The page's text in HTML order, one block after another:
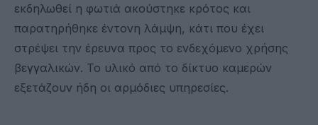
εκδηλωθεί η φωτιά ακούστηκε κρότος και
παρατηρήθηκε έντονη λάμψη, κάτι που έχει
στρέψει την έρευνα προς το ενδεχόμενο χρήσης
βεγγαλικών. Το υλικό από το δίκτυο καμερών
εξετάζουν ήδη οι αρμόδιες υπηρεσίες.